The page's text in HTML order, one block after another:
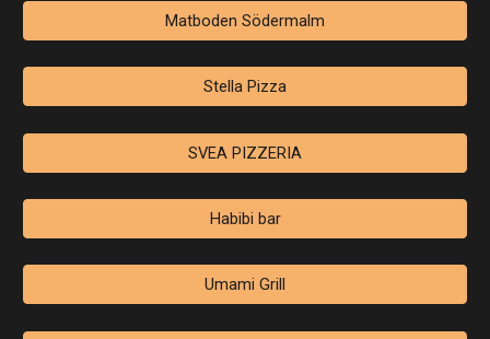
Matboden Södermalm
Stella Pizza
SVEA PIZZERIA
Habibi bar
Umami Grill